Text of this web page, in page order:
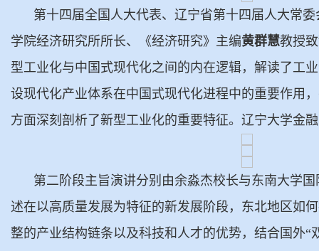
第十四届全国人大代表、辽宁省第十四届人大常
学院经济研究所所长、《经济研究》主编黄群慧教授
型工业化与中国式现代化之间的内在逻辑，解读了工
设现代化产业体系在中国式现代化进程中的重要作用
方面深刻剖析了新型工业化的重要特征。辽宁大学金
第二阶段主旨演讲分别由余淼杰校长与东南大学
述在以高质量发展为特征的新发展阶段，东北地区如
整的产业结构链条以及科技和人才的优势，结合国外